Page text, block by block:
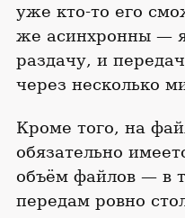
уже кто-то его
же асинхронны —
раздачу, и
через несколько
Кроме того, на
обязательно
объём файлов — в
передам ровно